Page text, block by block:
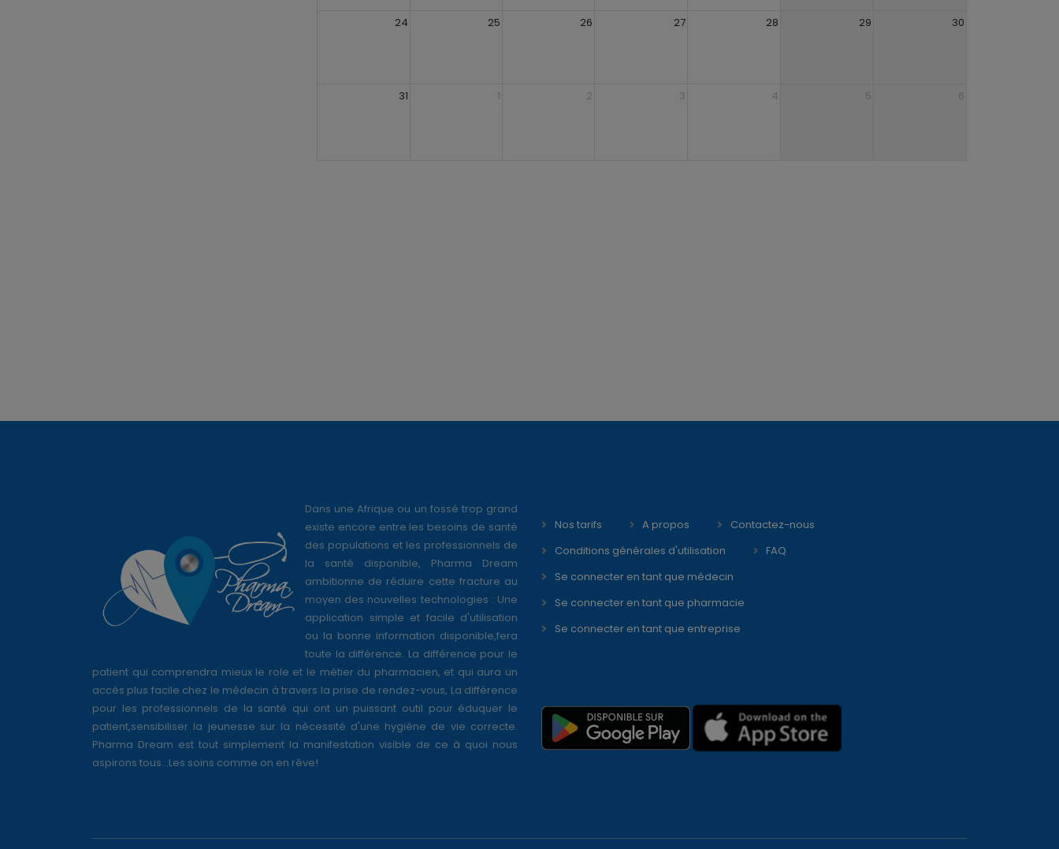
24 25 26 27 28 29 30
31 1 2 3 4 5 6
Dans une Afrique ou un fossé trop grand
existe encore entre les besoins de santé
des populations et les professionnels de
la santé disponible, Pharma Dream
ambitionne de réduire cette fracture au
moyen des nouvelles technologies : Une
application simple et facile d'utilisation
ou la bonne information disponible,fera
toute la différence. La différence pour le
patient qui comprendra mieux le role et le métier du pharmacien, et qui aura un
accès plus facile chez le médecin à travers la prise de rendez-vous, La différence
pour les professionnels de la santé qui ont un puissant outil pour éduquer le
patient,sensibiliser la jeunesse sur la nécessité d'une hygiène de vie correcte.
Pharma Dream est tout simplement la manifestation visible de ce à quoi nous
aspirons tous...Les soins comme on en rêve!
Nos tarifs A propos
Contactez-nous
Conditions générales d'utilisation
FAQ
Se connecter en tant que médecin
Se connecter en tant que pharmacie
Se connecter en tant que entreprise